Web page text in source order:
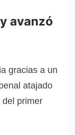
avanzó
gracias a un
atajado
primer